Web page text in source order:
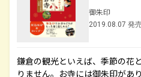
御朱印
2019.08.07 発
鎌倉の観光といえば、季節の花
りません。お寺には御朱印があ